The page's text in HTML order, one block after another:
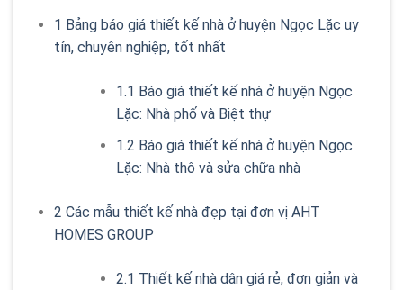
1 Bảng báo giá thiết kế nhà ở huyện Ngọc Lặc uy
tín, chuyên nghiệp, tốt nhất
1.1 Báo giá thiết kế nhà ở huyện Ngọc
Lặc: Nhà phố và Biệt thự
1.2 Báo giá thiết kế nhà ở huyện Ngọc
Lặc: Nhà thô và sửa chữa nhà
2 Các mẫu thiết kế nhà đẹp tại đơn vị AHT
HOMES GROUP
2.1 Thiết kế nhà dân giá rẻ, đơn giản và